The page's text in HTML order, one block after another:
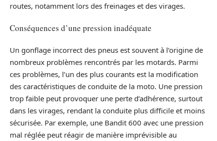
routes, notamment lors des freinages et des virages.
Conséquences d’une pression inadéquate
Un gonflage incorrect des pneus est souvent à l’origine de
nombreux problèmes rencontrés par les motards. Parmi
ces problèmes, l’un des plus courants est la modification
des caractéristiques de conduite de la moto. Une pression
trop faible peut provoquer une perte d’adhérence, surtout
dans les virages, rendant la conduite plus difficile et moins
sécurisée. Par exemple, une Bandit 600 avec une pression
mal réglée peut réagir de manière imprévisible au